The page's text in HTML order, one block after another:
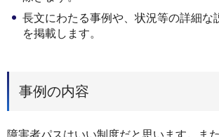
長文にわたる事例や、状況等の詳細な
を掲載します。
事例の内容